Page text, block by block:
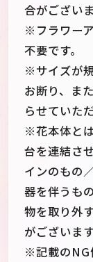
合がございま
※フラワー
不要です。
※サイズが
お断り、ま
らせていた
※花本体と
台を連結さ
インのもの
器を伴うも
物を取り外
がございます
※記載のNG